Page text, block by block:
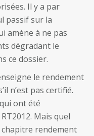
Il y a par
passif sur la
amène à ne pas
dégradant le
ce dossier.
le rendement
n’est pas certifié.
ont été
Mais quel
chapitre rendement